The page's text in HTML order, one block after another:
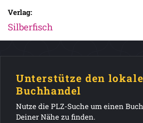
Verlag:
Silberfisch
Unterstütze den
Buchhandel
Nutze die PLZ-Suche um einen
Deiner Nähe zu finden.